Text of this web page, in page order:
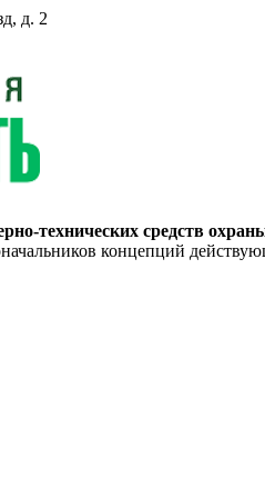
д. 2
технических средств
концепций